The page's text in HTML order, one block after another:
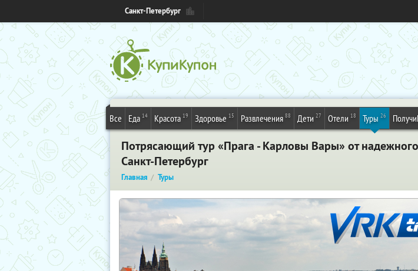
Санкт-Петербург
Все Еда 14 Красота 19 Здоровье 15 Развлечения 88 Дети 27 Отели 18 Туры 26
Потрясающий тур «Прага - Карловы Вары» от
Санкт-Петербург
Главная Туры